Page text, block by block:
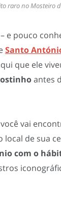
raro no Mosteiro
e pouco
Santo
que ele
antes
vai
local de sua
com o